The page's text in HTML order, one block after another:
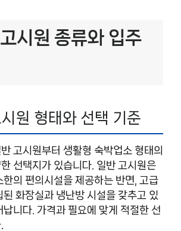
시원 종류와 입주
원 형태와 선택 기준
고시원부터 생활형 숙박업소 형태의
선택지가 있습니다. 일반 고시원은
한의 편의시설을 제공하는 반면, 고급
된 화장실과 냉난방 시설을 갖추고 있
니다. 가격과 필요에 맞게 적절한 선